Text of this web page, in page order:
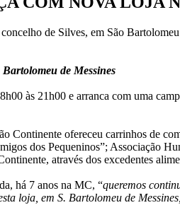
de Silves, em São
de Messines
às 21h00 e arranca com uma
Continente ofereceu carrinhos de
dos Pequeninos”; Associação
através dos excedentes
há 7 anos na MC, “queremos
loja, em S. Bartolomeu de